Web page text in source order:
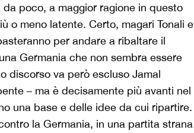
poco, a maggior ragione in questo
o meno latente. Certo, magari Tonali e
per andare a ribaltare il
Germania che non sembra essere
discorso va però escluso Jamal
– ma è decisamente più avanti nel
una base e delle idee da cui ripartire.
la Germania, in una partita strana